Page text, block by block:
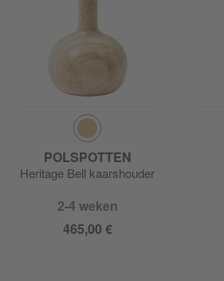
POLSPOTTEN
Heritage Bell kaarshouder
2-4 weken
465,00 €